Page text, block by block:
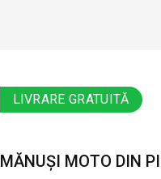
LIVRARE GRATUITĂ
MĂNUȘI MOTO DIN